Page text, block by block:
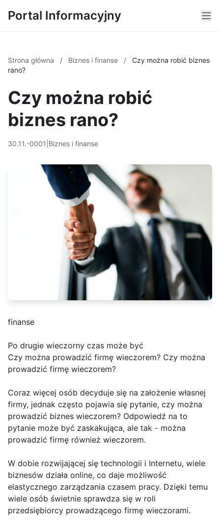
Portal Informacyjny
Strona główna / Biznes i finanse /
Czy można robić biznes
rano?
Czy można robić
biznes rano?
30.11.-0001 Biznes i finanse
finanse
Po drugie wieczorny czas może być
Czy można prowadzić firmę wieczorem? Czy można
prowadzić firmę wieczorem?
Coraz więcej osób decyduje się na założenie własnej
firmy, jednak często pojawia się pytanie, czy można
prowadzić biznes wieczorem? Odpowiedź na to
pytanie może być zaskakująca, ale tak - można
prowadzić firmę również wieczorem.
W dobie rozwijającej się technologii i Internetu, wiele
biznesów działa online, co daje możliwość
elastycznego zarządzania czasem pracy. Dzięki temu
wiele osób świetnie sprawdza się w roli
przedsiębiorcy prowadzącego firmę wieczorami.